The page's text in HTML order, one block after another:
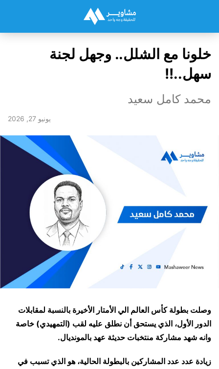
خلونا مع الشلل.. وجهل لجنة
سهل..!!
محمد كامل سعيد
يونيو 27, 2026
وصلت بطولة كأس العالم الي الأمتار الأخيرة بالنسبة لمقابلات
الدور الأول، الذي يستحق أن نطلق عليه لقب (التمهيدي) خاصة
وانه شهد مشاركة منتخبات حديثة عهد بالمونديال.
زيادة عدد عدد المشاركين بالبطولة الحالية، هو الذي تسبب في